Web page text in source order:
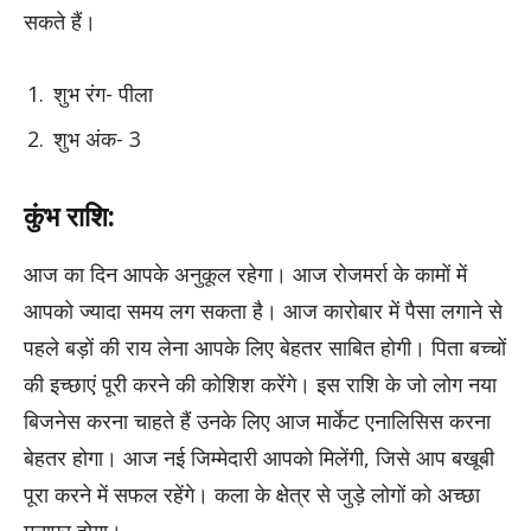
सकते हैं।
शुभ रंग- पीला
शुभ अंक- 3
कुंभ राशि:
आज का दिन आपके अनुकूल रहेगा। आज रोजमर्रा के कामों में
आपको ज्यादा समय लग सकता है। आज कारोबार में पैसा लगाने से
पहले बड़ों की राय लेना आपके लिए बेहतर साबित होगी। पिता बच्चों
की इच्छाएं पूरी करने की कोशिश करेंगे। इस राशि के जो लोग नया
बिजनेस करना चाहते हैं उनके लिए आज मार्केट एनालिसिस करना
बेहतर होगा। आज नई जिम्मेदारी आपको मिलेंगी, जिसे आप बखूबी
पूरा करने में सफल रहेंगे। कला के क्षेत्र से जुड़े लोगों को अच्छा